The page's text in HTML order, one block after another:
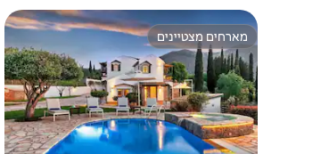
מארחים מצטיינים
מארחים מצטיינים